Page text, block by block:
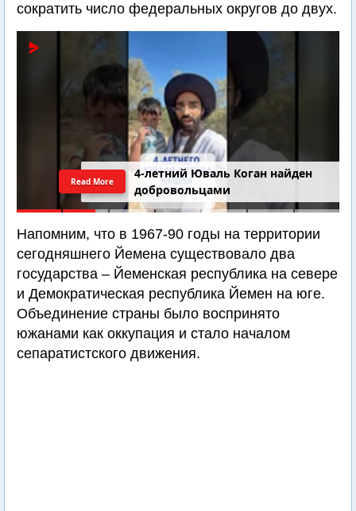
сократить число федеральных округов до двух.
4-летний Юваль Коган найден
добровольцами
Read More
Напомним, что в 1967-90 годы на территории
сегодняшнего Йемена существовало два
государства – Йеменская республика на севере
и Демократическая республика Йемен на юге.
Объединение страны было воспринято
южанами как оккупация и стало началом
сепаратистского движения.